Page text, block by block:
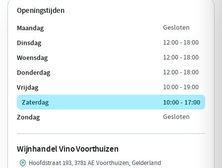
Openingstijden
Maandag Gesloten
Dinsdag 12:00 - 18:00
Woensdag 12:00 - 18:00
Donderdag 12:00 - 18:00
Vrijdag 10:00 - 19:00
Zaterdag
10:00 - 17:00
Zondag
Gesloten
Wijnhandel Vino Voorthuizen
Hoofdstraat 193, 3781 AE Voorthuizen, Gelderland